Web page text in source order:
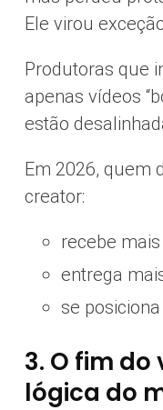
Ele virou
Produtoras que
apenas vídeos
estão
Em 2026, quem
creator:
recebe
entrega
se
3. O fim do
lógica do